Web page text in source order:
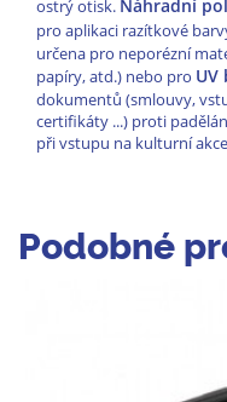
ostrý otisk. Náhradní
pro aplikaci razítkové
určena pro neporézní
papíry, atd.) nebo pro UV
dokumentů (smlouvy,
certifikáty ...) proti
při vstupu na kulturní
Podobné